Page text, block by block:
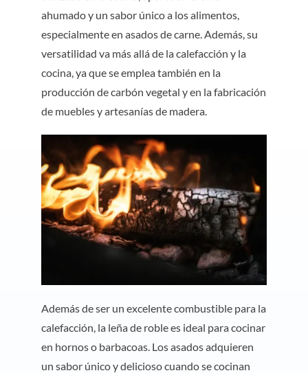
ahumado y un sabor único a los alimentos,
especialmente en asados de carne. Además, su
versatilidad va más allá de la calefacción y la
cocina, ya que se emplea también en la
producción de carbón vegetal y en la fabricación
de muebles y artesanías de madera.
Además de ser un excelente combustible para la
calefacción, la leña de roble es ideal para cocinar
en hornos o barbacoas. Los asados adquieren
un sabor único y delicioso cuando se cocinan